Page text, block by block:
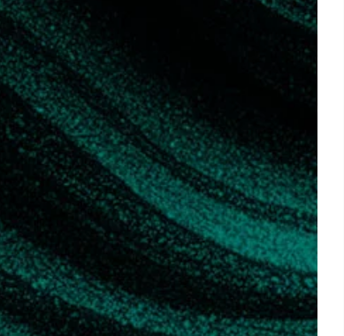
Leer más